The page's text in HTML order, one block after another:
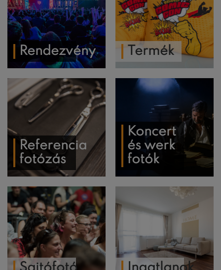
Rendezvény Termék
Referencia
fotózás
Koncert
és werk
fotók